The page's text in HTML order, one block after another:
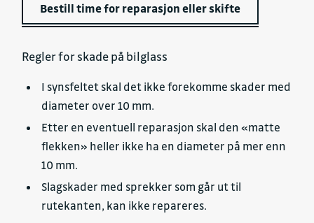
Bestill time for reparasjon eller skifte
Regler for skade på bilglass
I synsfeltet skal det ikke forekomme skader med
diameter over 10 mm.
Etter en eventuell reparasjon skal den «matte
flekken» heller ikke ha en diameter på mer enn
10 mm.
Slagskader med sprekker som går ut til
rutekanten, kan ikke repareres.